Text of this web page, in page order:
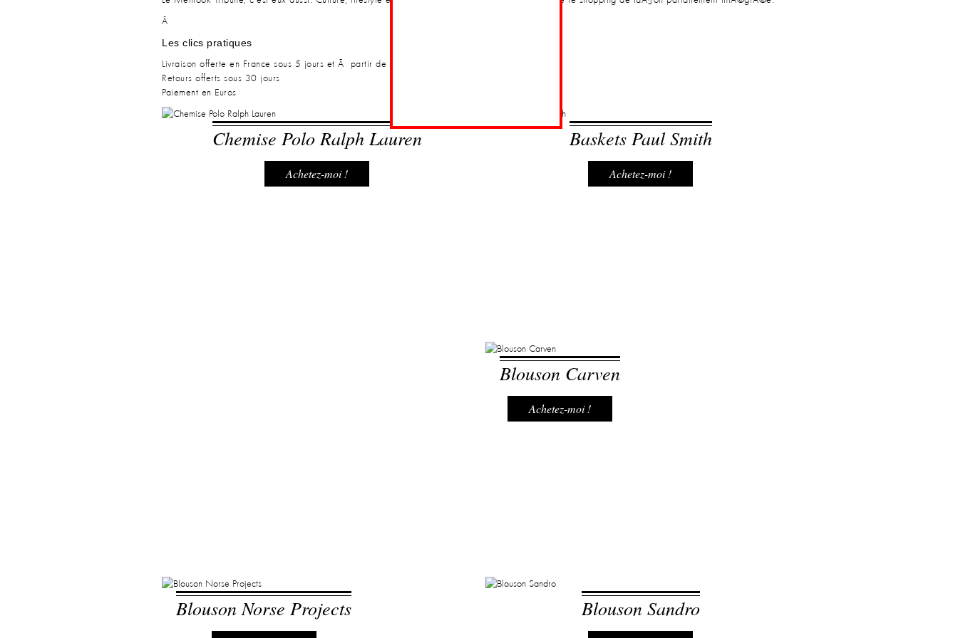
Â
Les clics pratiques
Livraison offerte en France sous 5 jours et Ã partir de 59â‚¬ d'achat
Retours offerts sous 30 jours
Paiement en Euros
Chemise Polo Ralph Lauren
Achetez-moi !
Baskets Paul Smith
Achetez-moi !
Blouson Carven
Achetez-moi !
Blouson Norse Projects Blouson Sandro